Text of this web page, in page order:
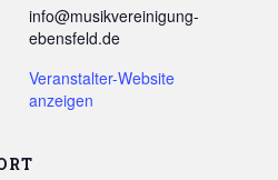
info@musikvereinigung-
ebensfeld.de
Veranstalter-Website
anzeigen